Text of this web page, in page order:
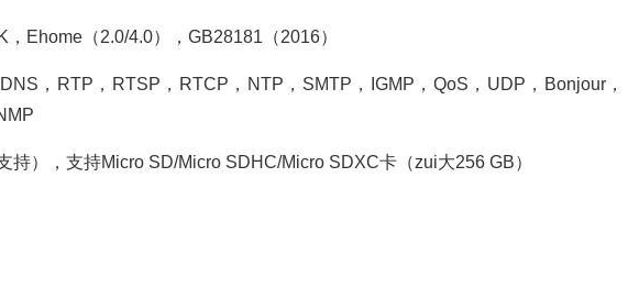
（2.0/4.0），GB28181（2016）
，RTP，RTSP，RTCP，NTP，SMTP，IGMP，QoS，UDP，Bonjour，
，支持Micro SD/Micro SDHC/Micro SDXC卡（zui大256 GB）